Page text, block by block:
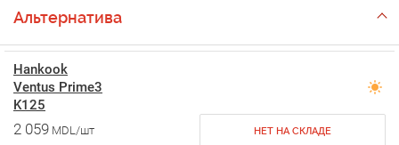
Альтернатива
Hankook
Ventus Prime3
K125
2 059 MDL/шт НЕТ НА СКЛАДЕ